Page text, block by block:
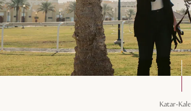
Katar-